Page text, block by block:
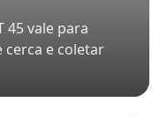
45 vale para
e coletar